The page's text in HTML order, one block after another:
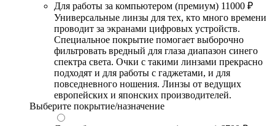
Для работы за компьютером (премиум) 11000 ₽
Универсальные линзы для тех, кто много времени
проводит за экранами цифровых устройств.
Специальное покрытие помогает выборочно
фильтровать вредный для глаза диапазон синего
спектра света. Очки с такими линзами прекрасно
подходят и для работы с гаджетами, и для
повседневного ношения. Линзы от ведущих
европейских и японских производителей.
Выберите покрытие/назначение